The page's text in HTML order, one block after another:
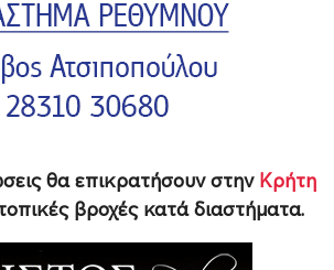
θα επικρατήσουν στην Κρήτη
βροχές κατά διαστήματα.